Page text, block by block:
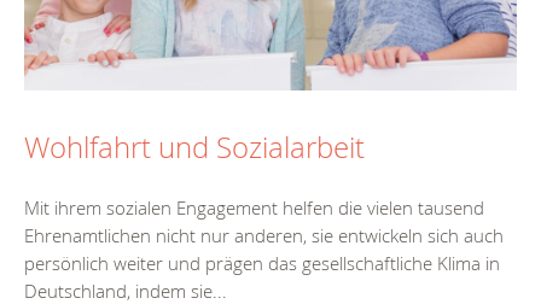
Wohlfahrt und Sozialarbeit
Mit ihrem sozialen Engagement helfen die vielen tausend
Ehrenamtlichen nicht nur anderen, sie entwickeln sich auch
persönlich weiter und prägen das gesellschaftliche Klima in
Deutschland, indem sie...